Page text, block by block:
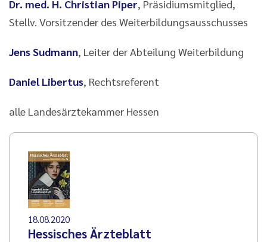
Dr. med. H. Christian Piper, Präsidiumsmitglied,
Stellv. Vorsitzender des Weiterbildungsausschusses
Jens Sudmann, Leiter der Abteilung Weiterbildung
Daniel Libertus, Rechtsreferent
alle Landesärztekammer Hessen
18.08.2020
Hessisches Ärzteblatt